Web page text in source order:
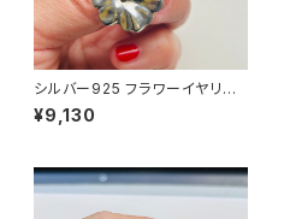
シルバー925 フラワーイヤリン
グ
¥9,130